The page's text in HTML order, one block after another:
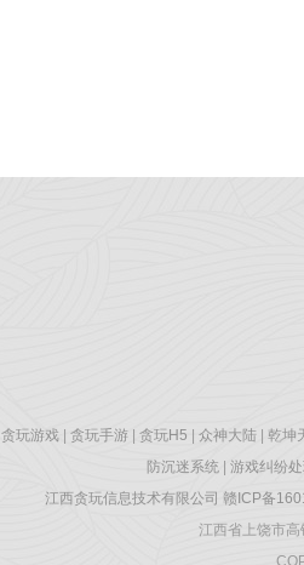
贪玩游戏 贪玩手游 贪玩H5 众神大陆
乾坤
防沉迷系统| 游戏纠纷
江西贪玩信息技术有限公司 赣ICP备
江西省上饶市